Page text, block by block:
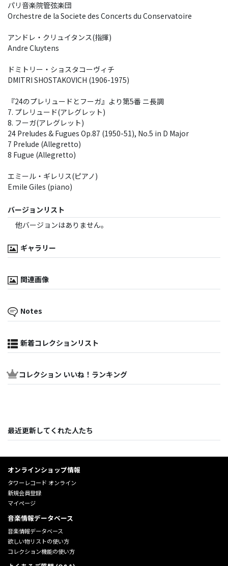
パリ音楽院管弦楽団
Orchestre de la Societe des Concerts du Conservatoire
アンドレ・クリュイタンス(指揮)
Andre Cluytens
ドミトリー・ショスタコーヴィチ
DMITRI SHOSTAKOVICH (1906-1975)
『24のプレリュードとフーガ』より第5番 ニ長調
7. プレリュード(アレグレット)
8. フーガ(アレグレット)
24 Preludes & Fugues Op.87 (1950-51), No.5 in D Major
7 Prelude (Allegretto)
8 Fugue (Allegretto)
エミール・ギレリス(ピアノ)
Emile Giles (piano)
バージョンリスト
他バージョンはありません。
ギャラリー
関連画像
Notes
新着コレクションリスト
コレクション いいね！ランキング
最近更新してくれた人たち
オンラインショップ情報
タワーレコード オンライン
新規会員登録
マイページ
音楽情報データベース
音楽情報データベース
欲しい物リストの使い方
コレクション機能の使い方